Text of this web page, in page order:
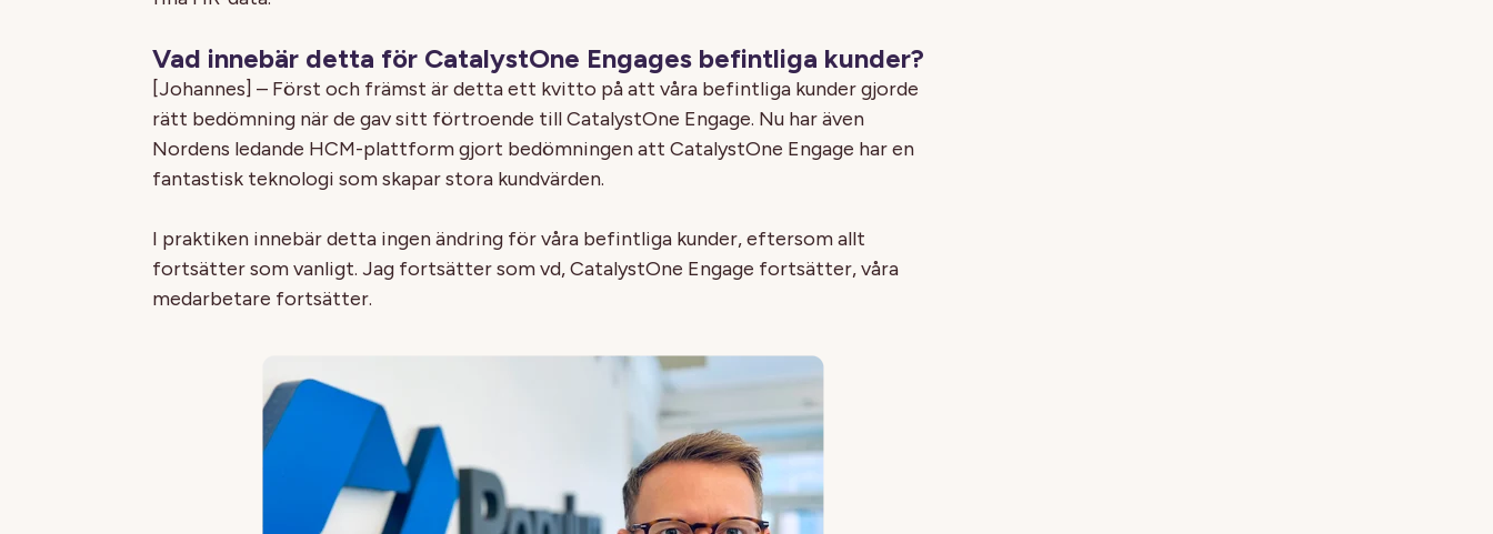
Vad innebär detta för CatalystOne Engages befintliga kunder?
[Johannes] – Först och främst är detta ett kvitto på att våra befintliga kunder gjorde
rätt bedömning när de gav sitt förtroende till CatalystOne Engage. Nu har även
Nordens ledande HCM-plattform gjort bedömningen att CatalystOne Engage har en
fantastisk teknologi som skapar stora kundvärden.
I praktiken innebär detta ingen ändring för våra befintliga kunder, eftersom allt
fortsätter som vanligt. Jag fortsätter som vd, CatalystOne Engage fortsätter, våra
medarbetare fortsätter.